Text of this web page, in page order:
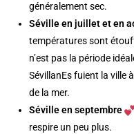
généralement sec.
Séville en juillet et en
températures sont
n’est pas la période
SévillanEs fuient la ville
de la mer.
Séville en septembre
respire un peu plus.